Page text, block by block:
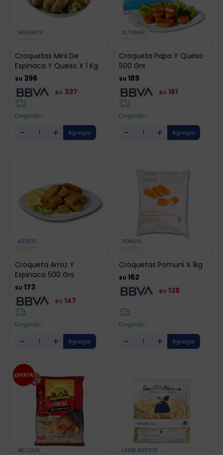
MARMATU
Croquetas Mini De
Espinaca Y Queso X 1 Kg
$U 396
$U 337
Cargando ...
- +
ALTAMAR
Croqueta Papa Y Queso
500 Grs
$U 189
$U 161
Cargando ...
- +
ARTICO
Croqueta Arroz Y
Espinaca 500 Grs
$U 173
$U 147
Cargando ...
- +
POMUNI
Croquetas Pomuni X 1kg
$U 162
$U 138
Cargando ...
- +
MC CAIN LAMB WESTON